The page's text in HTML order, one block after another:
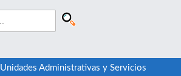
Unidades Administrativas y Servicios